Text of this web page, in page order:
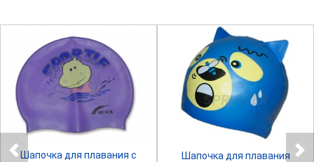
SPRINTER
Шапочка для плавания с
SPRINTER
Шапочка для плавания